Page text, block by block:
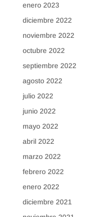
enero 2023
diciembre 2022
noviembre 2022
octubre 2022
septiembre 2022
agosto 2022
julio 2022
junio 2022
mayo 2022
abril 2022
marzo 2022
febrero 2022
enero 2022
diciembre 2021